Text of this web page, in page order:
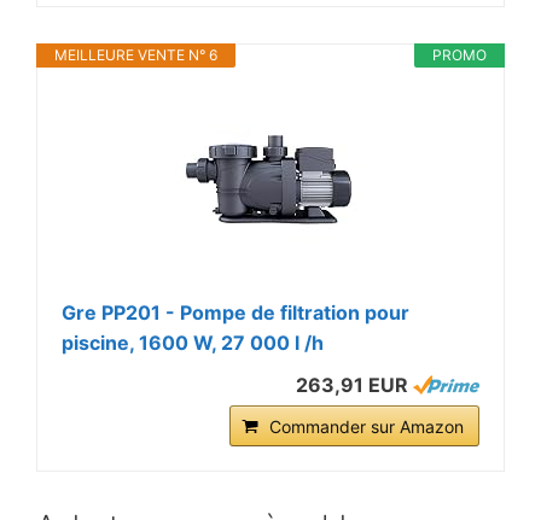
PROMO
MEILLEURE VENTE N° 6
Gre PP201 - Pompe de filtration pour
piscine, 1600 W, 27 000 l /h
263,91 EUR
Commander sur Amazon